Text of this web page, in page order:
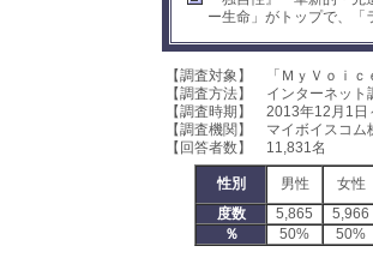
ー生命」がトップで、「
【調査対象】 「ＭｙＶｏｉｃ
【調査方法】 インターネット
【調査時期】 2013年12月1日
【調査機関】 マイボイスコム
【回答者数】 11,831名
性別 男性 女性
度数
5,865 5,966
％
50% 50%